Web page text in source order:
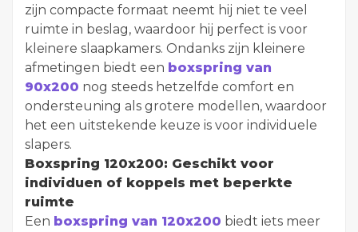
zijn compacte formaat neemt hij niet te veel
ruimte in beslag, waardoor hij perfect is voor
kleinere slaapkamers. Ondanks zijn kleinere
afmetingen biedt een boxspring van
90x200 nog steeds hetzelfde comfort en
ondersteuning als grotere modellen, waardoor
het een uitstekende keuze is voor individuele
slapers.
Boxspring 120x200: Geschikt voor
individuen of koppels met beperkte
ruimte
Een boxspring van 120x200 biedt iets meer